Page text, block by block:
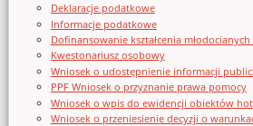
Deklaracje podatkowe
Informacje podatkowe
Dofinansowanie kształcenia
Kwestonariusz osobowy
Wniosek o udostępnienie informacji
PPF Wniosek o przyznanie prawa pomocy
Wniosek o wpis do ewidencji obiektów
Wniosek o przeniesienie decyzji o